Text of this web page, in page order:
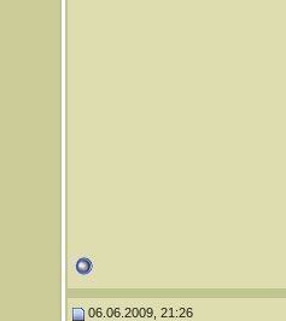
06.06.2009, 21:26